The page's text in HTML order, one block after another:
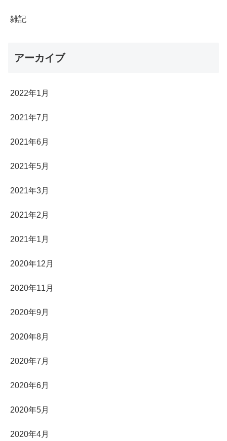
雑記
アーカイブ
2022年1月
2021年7月
2021年6月
2021年5月
2021年3月
2021年2月
2021年1月
2020年12月
2020年11月
2020年9月
2020年8月
2020年7月
2020年6月
2020年5月
2020年4月